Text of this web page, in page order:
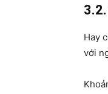
Hay
với